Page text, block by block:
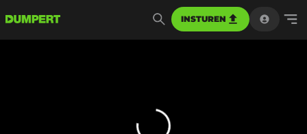
INSTUREN